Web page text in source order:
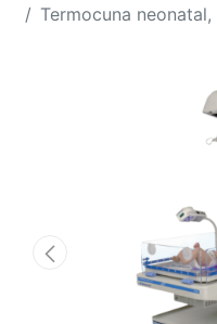
Termocuna